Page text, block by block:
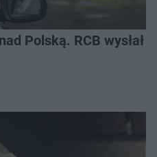
Polską. RCB